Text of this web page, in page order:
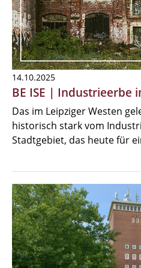
14.10.2025
BE ISE | Industrieerbe
Das im Leipziger Westen
historisch stark vom
Stadtgebiet, das heute für